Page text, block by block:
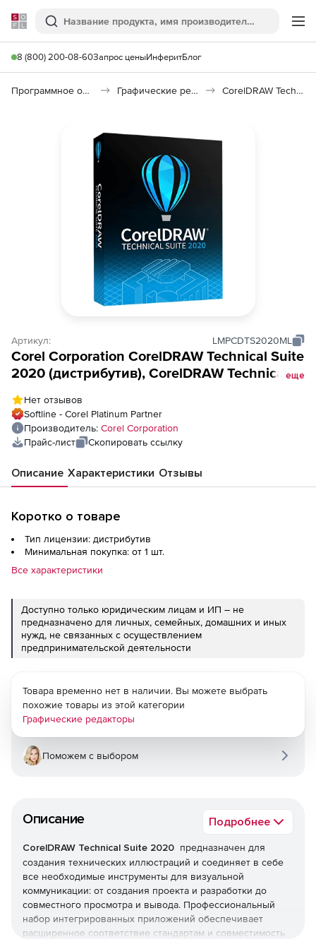
Softline
Поиск
8 (800) 200-08-60Запрос ценыИнферитБлог
Программное обеспечение для графики и дизайна Графические редакторы CorelDRAW Technical Suite 2020
Артикул: LMPCDTS2020ML
Corel Corporation CorelDRAW Technical Suite
2020 (дистрибутив), CorelDRAW Technicalеще
Нет отзывов
Softline - Corel Platinum Partner
Производитель: Corel Corporation
Прайс-лист
Скопировать ссылку
Описание Характеристики Отзывы
Коротко о товаре
Тип лицензии: дистрибутив
Минимальная покупка: от 1 шт.
Все характеристики
Доступно только юридическим лицам и ИП – не
предназначено для личных, семейных, домашних и иных
нужд, не связанных с осуществлением
предпринимательской деятельности
Описание Подробнее
CorelDRAW Technical Suite 2020 предназначен для
создания технических иллюстраций и соединяет в себе
все необходимые инструменты для визуальной
коммуникации: от создания проекта и разработки до
совместного просмотра и вывода. Профессиональный
набор интегрированных приложений обеспечивает
расширенное соответствие стандартам и совместимость
Товара временно нет в наличии. Вы можете выбрать
похожие товары из этой категории
Графические редакторы
Поможем с выбором